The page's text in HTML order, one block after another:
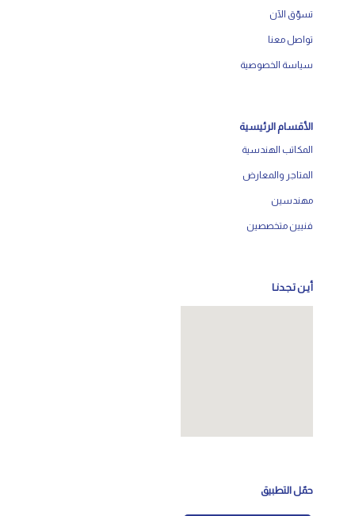
تسوّق الآن
تواصل معنا
سياسة الخصوصية
الأقسام الرئيسية
المكاتب الهندسية
المتاجر والمعارض
مهندسين
فنيين متخصصين
أيـن تـجـدنـا
حمّل التطبيق